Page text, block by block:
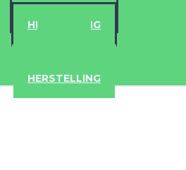
HERSTELLING
HERSTELLING